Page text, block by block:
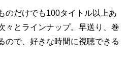
のだけでも100タイトル以上あ
々とラインナップ。早送り、巻
ので、好きな時間に視聴できる